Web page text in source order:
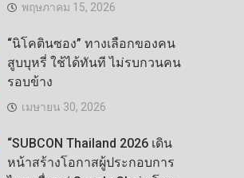
พฤษภาคม 15, 2026
“นิโคตินซอง” ทางเลือกของคน
สูบบุหรี่ ใช้ได้ทันที ไม่รบกวนคน
รอบข้าง
เมษายน 30, 2026
“SUBCON Thailand 2026 เดิน
หน้าสร้างโอกาสผู้ประกอบการ